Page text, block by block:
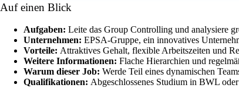
Auf einen Blick
Aufgaben: Leite das Group Controlling und analysiere
Unternehmen: EPSA-Gruppe, ein innovatives
Vorteile: Attraktives Gehalt, flexible Arbeitszeiten und
Weitere Informationen: Flache Hierarchien und
Warum dieser Job: Werde Teil eines dynamischen
Qualifikationen: Abgeschlossenes Studium in BWL